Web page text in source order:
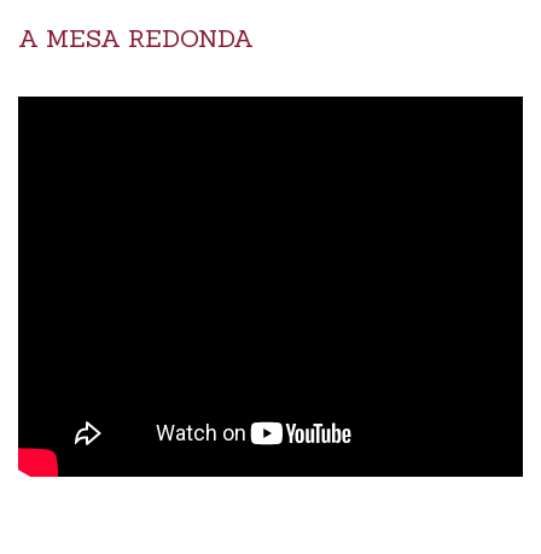
A MESA REDONDA